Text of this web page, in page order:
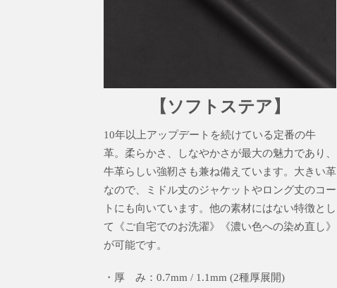
【ソフトステア】
10年以上アップデートを続けている定番の牛
革。柔らかさ、しなやかさが最大の魅力であり、
牛革らしい強靭さも兼ね備えています。大きい革
なので、ミドル丈のジャケットやロング丈のコー
トにも向いています。他の素材にはない特徴とし
て《ご自宅でのお洗濯》《濃い色への染め直し》
が可能です。
・厚 み：0.7mm / 1.1mm (2種厚展開)